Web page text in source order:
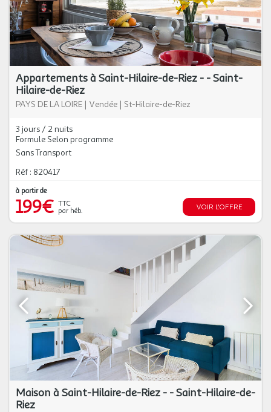
Appartements à Saint-Hilaire-de-Riez - - Saint-
Hilaire-de-Riez
PAYS DE LA LOIRE | Vendée | St-Hilaire-de-Riez
3 jours / 2 nuits
Formule Selon programme
Sans Transport
Réf : 820417
à partir de
199€ TTC
par héb.
VOIR L'OFFRE
Maison à Saint-Hilaire-de-Riez - - Saint-Hilaire-de-
Riez